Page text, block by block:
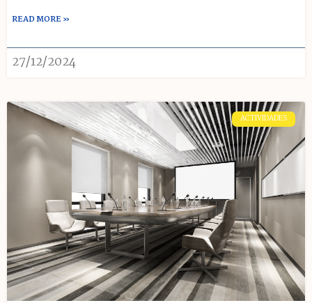
READ MORE »
27/12/2024
ACTIVIDADES